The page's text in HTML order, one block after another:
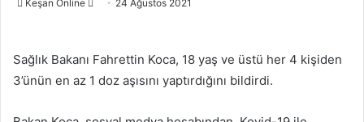
Keşan Online
göndermek
24 Ağustos 2021
Sağlık Bakanı Fahrettin Koca, 18 yaş ve üstü her 4 kişiden
3’ünün en az 1 doz aşısını yaptırdığını bildirdi.